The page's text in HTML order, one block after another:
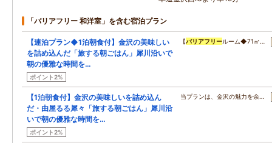
「バリアフリー 和洋室」を含む宿泊プラン
【連泊プラン◆1泊朝食付】金沢の美味しい
を詰め込んだ「旅する朝ごはん」犀川沿いで
朝の優雅な時間を…
ポイント2%
【バリアフリールーム◆71㎡…
【1泊朝食付】金沢の美味しいを詰め込ん
だ・由屋るる犀々「旅する朝ごはん」犀川沿
いで朝の優雅な時間を…
ポイント2%
当プランは、金沢の魅力を余…